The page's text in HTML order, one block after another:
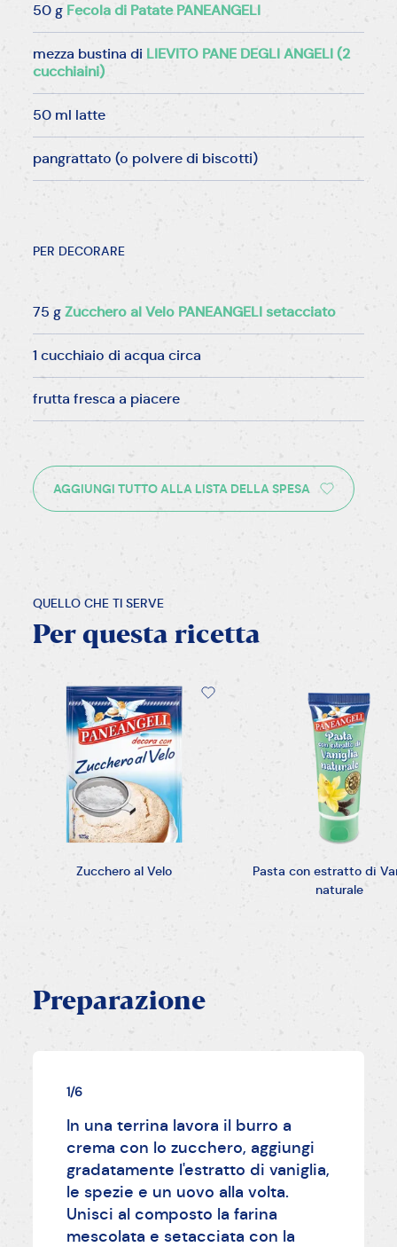
50 g Fecola di Patate PANEANGELI
mezza bustina di LIEVITO PANE DEGLI ANGELI (2
cucchiaini)
50 ml latte
pangrattato (o polvere di biscotti)
PER DECORARE
75 gZucchero al Velo PANEANGELI setacciato
1 cucchiaio di acqua circa
frutta fresca a piacere
AGGIUNGI TUTTO ALLA LISTA DELLA SPESA
QUELLO CHE TI SERVE
Per questa ricetta
Zucchero al Velo
Pasta con estratto di
naturale
Preparazione
1/6
In una terrina lavora il burro a
crema con lo zucchero, aggiungi
gradatamente l'estratto di vaniglia,
le spezie e un uovo alla volta.
Unisci al composto la farina
mescolata e setacciata con la